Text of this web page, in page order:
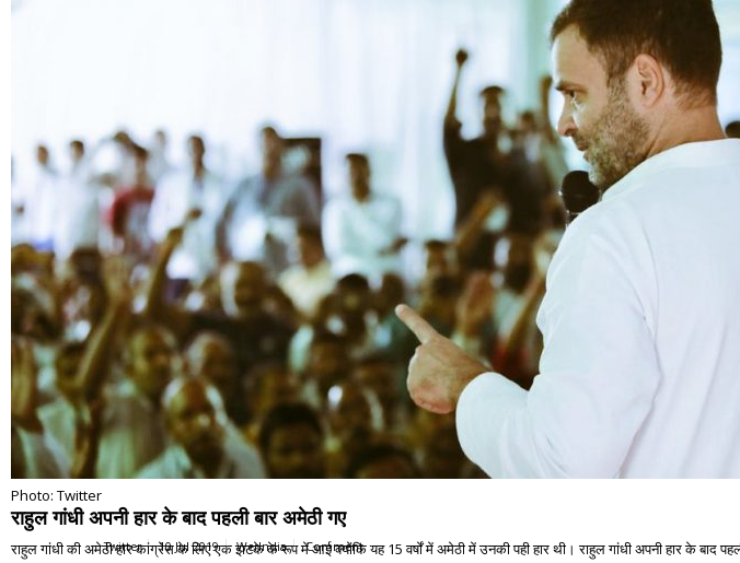
Photo: Twitter
राहुल गांधी अपनी हार के बाद पहली बार अमेठी गए
राहुल गांधी की अमेठी हार कांग्रेस के लिए एक झटके के रूप में आई क्योंकि यह 15 वर्षों में अमेठी में उनकी पही हार थी। राहुल गांधी अपनी हार के बाद
Twitter 10 Jul 2019 WerIndia Comment